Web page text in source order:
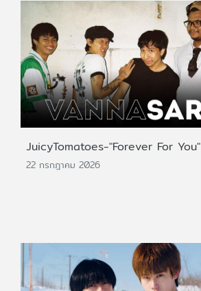
JuicyTomatoes-"Forever For You"
22 กรกฎาคม 2026